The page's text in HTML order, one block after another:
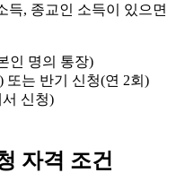
득, 종교인 소득이 있으면
인 명의 통장)
또는 반기 신청(연 2회)
신청)
자격 조건